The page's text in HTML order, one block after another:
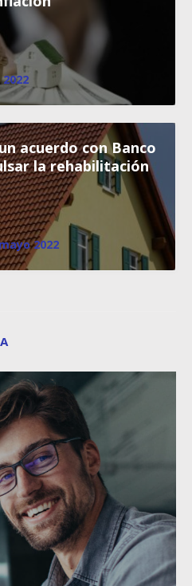
acuerdo con Banco
la rehabilitación
2022